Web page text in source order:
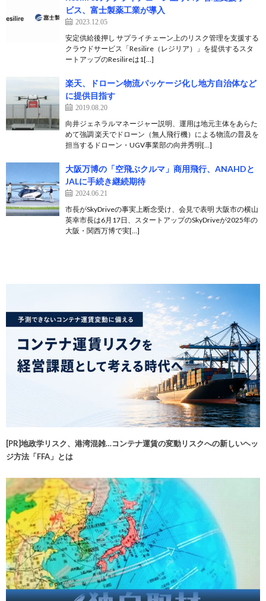
ビス、富士製薬工業が導入
2023.12.05
安定供給後押し サプライチェーン上のリスク管理を支援する
クラウドサービス「Resilire（レジリア）」を提供するスタ
ートアップのResilireは1[…]
楽天、ドローン物流パッケージ化し地方自治体など
に提供目指す
2019.08.20
向井ジェネラルマネージャー説明、運用は地元主体をあらた
めて強調 楽天でドローン（無人飛行機）による物流の普及を
担当するドローン・UGV事業部の向井秀明[…]
大阪万博の「空飛ぶクルマ」商用飛行、ANAHDと
JALに手続き継続期待
2024.06.21
市長がSkyDriveの事実上断念受け、会見で表明 大阪市の横山
英幸市長は6月17日、スタートアップのSkyDriveが2025年の
大阪・関西万博で実[…]
[PR]地政学リスク、港湾混雑…コンテナ運賃の変動リスクへの新しいヘッ
ジ方法「FFA」とは